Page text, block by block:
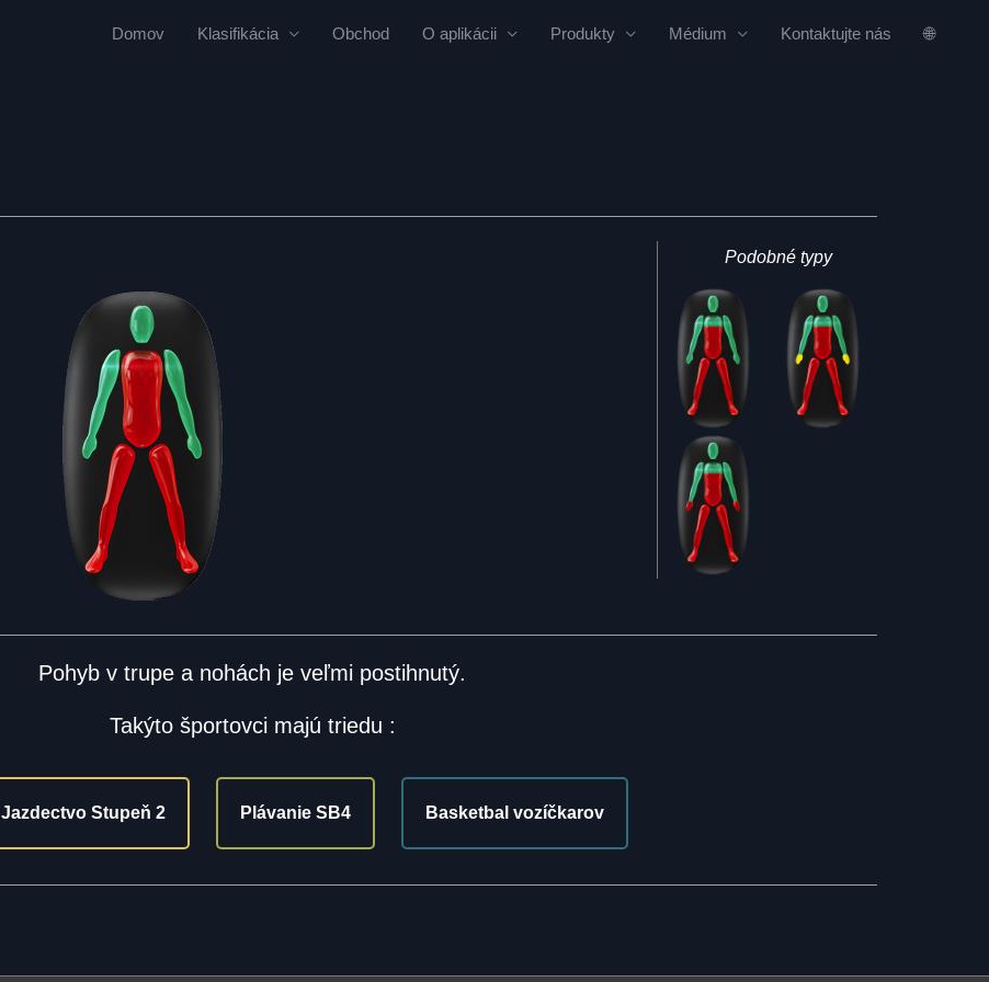
Domov Klasifikácia Obchod O aplikácii Produkty Médium Kontaktujte nás 🌐
Podobné typy
Pohyb v trupe a nohách je veľmi postihnutý.
Takýto športovci majú triedu :
Jazdectvo Stupeň 2 Plávanie SB4 Basketbal vozíčkarov